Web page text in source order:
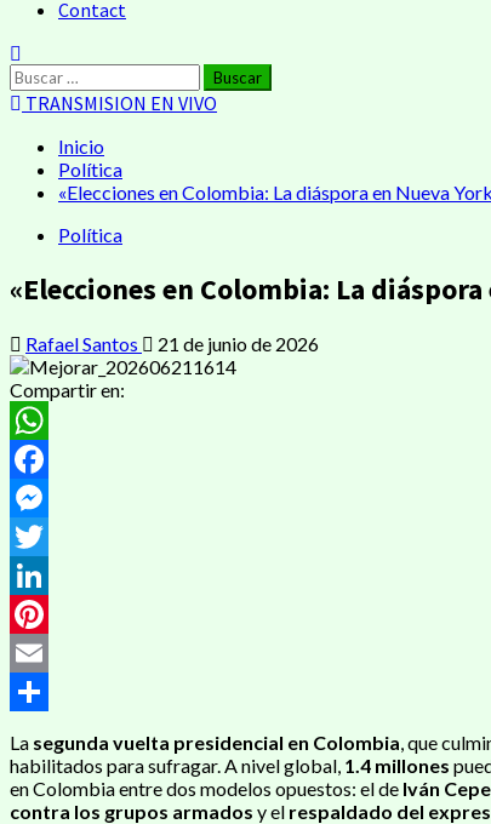
Contact
Buscar:
TRANSMISION EN VIVO
Inicio
Política
«Elecciones en Colombia: La diáspora en Nueva
Política
«Elecciones en Colombia: La
Rafael Santos
21 de junio de 2026
Compartir en:
WhatsApp
Facebook
Messenger
Twitter
LinkedIn
Pinterest
Email
La segunda vuelta presidencial en Colombia, que
habilitados para sufragar. A nivel global, 1.4 millones
en Colombia entre dos modelos opuestos: el de Iván
contra los grupos armados y el respaldado del